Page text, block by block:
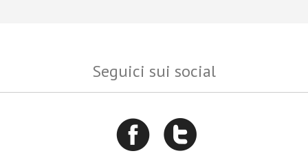
Seguici sui social